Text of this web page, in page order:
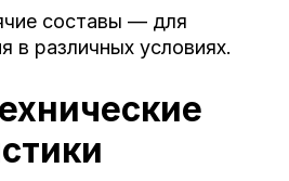
составы — для
в различных условиях.